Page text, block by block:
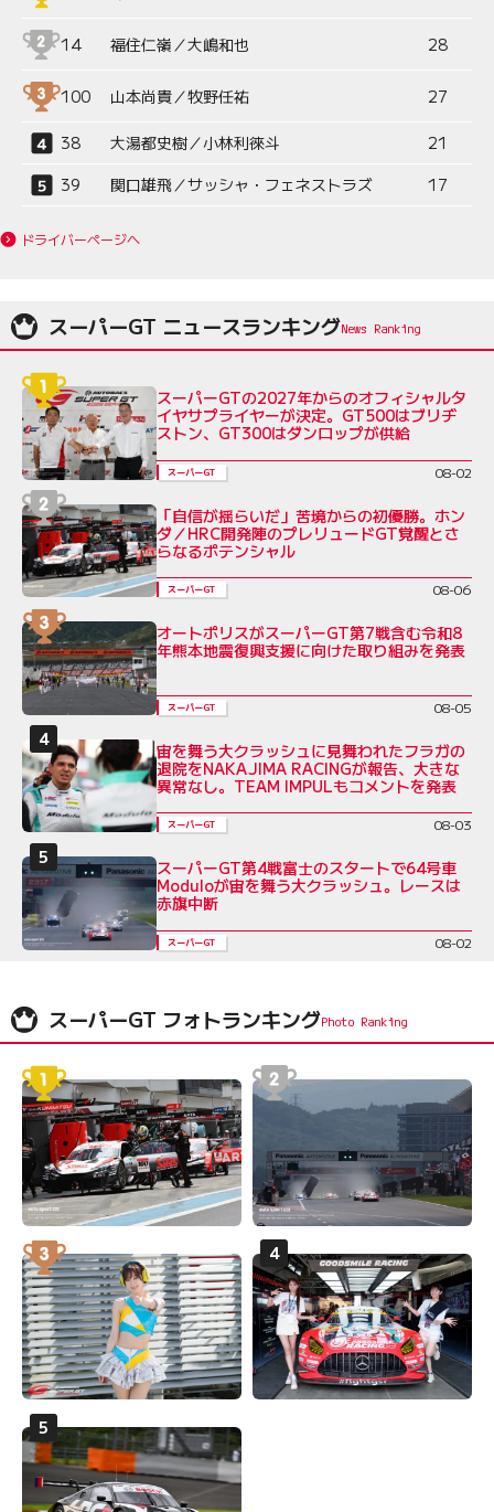
14 福住仁嶺／大嶋和也 28
100 山本尚貴／牧野任祐 27
38 大湯都史樹／小林利徠斗
21
39
関口雄飛／サッシャ・フェネストラズ 17
ドライバーページへ
スーパーGT ニュースランキング
スーパーGTの2027年からのオフィシャルタ
イヤサプライヤーが決定。GT500はブリヂ
ストン、GT300はダンロップが供給
スーパーGT 08-02
「自信が揺らいだ」苦境からの初優勝。ホン
ダ／HRC開発陣のプレリュードGT覚醒とさ
らなるポテンシャル
スーパーGT 08-06
オートポリスがスーパーGT第7戦含む令和8
年熊本地震復興支援に向けた取り組みを発表
スーパーGT 08-05
宙を舞う大クラッシュに見舞われたフラガの
退院をNAKAJIMA RACINGが報告、大きな
異常なし。TEAM IMPULもコメントを発表
スーパーGT 08-03
スーパーGT第4戦富士のスタートで64号車
Moduloが宙を舞う大クラッシュ。レースは
赤旗中断
スーパーGT 08-02
スーパーGT フォトランキング